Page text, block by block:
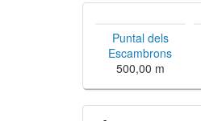
Puntal dels
Escambrons
500,00 m